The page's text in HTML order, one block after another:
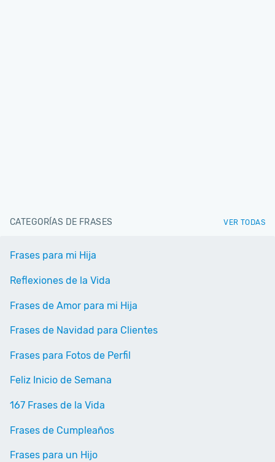
CATEGORÍAS DE FRASES VER TODAS
Frases para mi Hija
Reflexiones de la Vida
Frases de Amor para mi Hija
Frases de Navidad para Clientes
Frases para Fotos de Perfil
Feliz Inicio de Semana
167 Frases de la Vida
Frases de Cumpleaños
Frases para un Hijo